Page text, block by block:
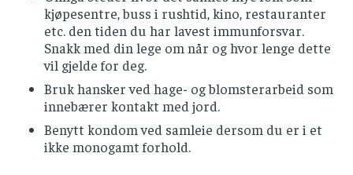
urtebaserte kosttilskudd.
KRYDDER (TØRKET) OG FRISKE URTER
Ferske urter og tørket krydder fra norske
produsenter kan brukes uten
varmebehandling.
Importerte ferske urter og tørket krydder
bør varmebehandles før bruk.
kjøpesentre, buss i rushtid, kino, restauranter
etc. den tiden du har lavest immunforsvar.
Snakk med din lege om når og hvor lenge dette
vil gjelde for deg.
Bruk hansker ved hage- og blomsterarbeid som
innebærer kontakt med jord.
Benytt kondom ved samleie dersom du er i et
ikke monogamt forhold.